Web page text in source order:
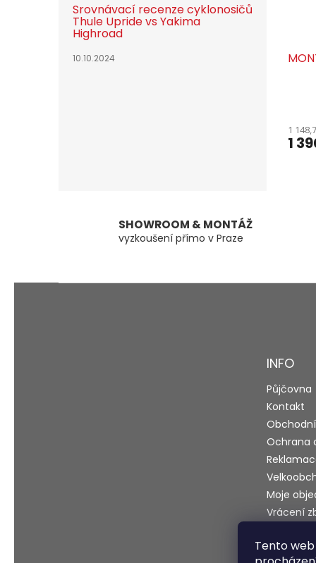
Tento
Srovnávací recenze cyklonosičů
Thule Upride vs Yakima
Highroad
10.10.2024
1
1
SHOWROOM & MONTÁŽ
vyzkoušení přímo v Praze
Z
INFO
Půjčovna
Kontakt
Ochrana
Moje
Vrácení
Testy a